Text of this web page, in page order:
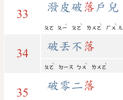
33
潑皮破 落 戶兒
ㄆㄛ ㄆㄧ
ˊ
ㄆㄛ
ˋ
ㄌㄨㄛ
ˋ
ㄏㄨ
ˋ
ㄦ
34
破丟不 落
ㄆㄛ
ˋ
ㄉㄧㄡ ㄅㄨ
ˋ
ㄌㄨㄛ
ˋ
35
破零二落